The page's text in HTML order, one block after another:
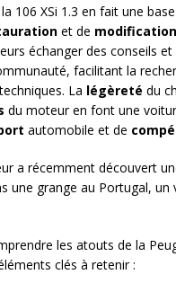
106 XSi 1.3 en fait une
et de modification
échanger des conseils et
facilitant la
La légèreté du
du moteur en font une
automobile et de
a récemment découvert
une grange au Portugal, un
les atouts de la
clés à retenir :